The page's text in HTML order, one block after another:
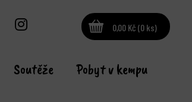
0,00 Kč (0 ks)
Soutěže
Pobyt v kempu